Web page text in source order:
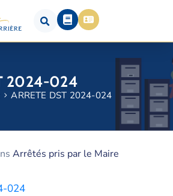
2024-024
ARRETE DST 2024-024
Arrêtés pris par le Maire
024